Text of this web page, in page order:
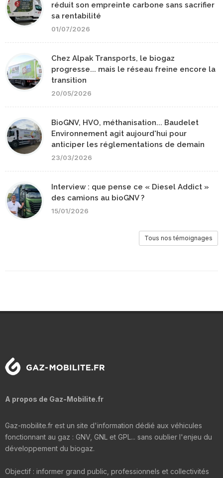
réduit son empreinte carbone sans sacrifier
sa rentabilité
01/07/2026
Chez Alpak Transports, le biogaz
progresse... mais le réseau freine encore la
transition
20/05/2026
BioGNV, HVO, méthanisation... Baudelet
Environnement agit aujourd'hui pour
anticiper les réglementations de demain
23/03/2026
Interview : que pense ce « Diesel Addict »
des camions au bioGNV ?
15/01/2026
Tous nos témoignages
A propos de Gaz-Mobilite.fr
Gaz-mobilite.fr est un site d'information dédié aux véhicules
fonctionnant au gaz : GNV, GNL et GPL... sans oublier l'enjeu du
développement du biogaz.
Objectif : informer grand public, professionnels et collectivités